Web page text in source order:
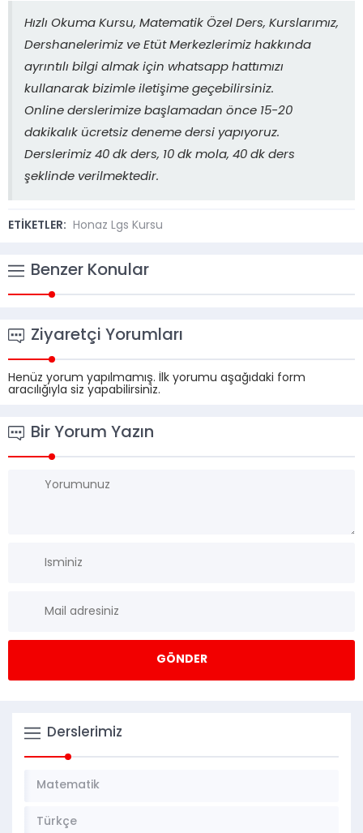
Hızlı Okuma Kursu, Matematik Özel Ders, Kurslarımız,
Dershanelerimiz ve Etüt Merkezlerimiz hakkında
ayrıntılı bilgi almak için whatsapp hattımızı
kullanarak bizimle iletişime geçebilirsiniz.
Online derslerimize başlamadan önce 15-20
dakikalık ücretsiz deneme dersi yapıyoruz.
Derslerimiz 40 dk ders, 10 dk mola, 40 dk ders
şeklinde verilmektedir.
ETİKETLER: Honaz Lgs Kursu
Benzer Konular
Ziyaretçi Yorumları
Henüz yorum yapılmamış. İlk yorumu aşağıdaki form
aracılığıyla siz yapabilirsiniz.
Bir Yorum Yazın
Derslerimiz
Matematik
Türkçe